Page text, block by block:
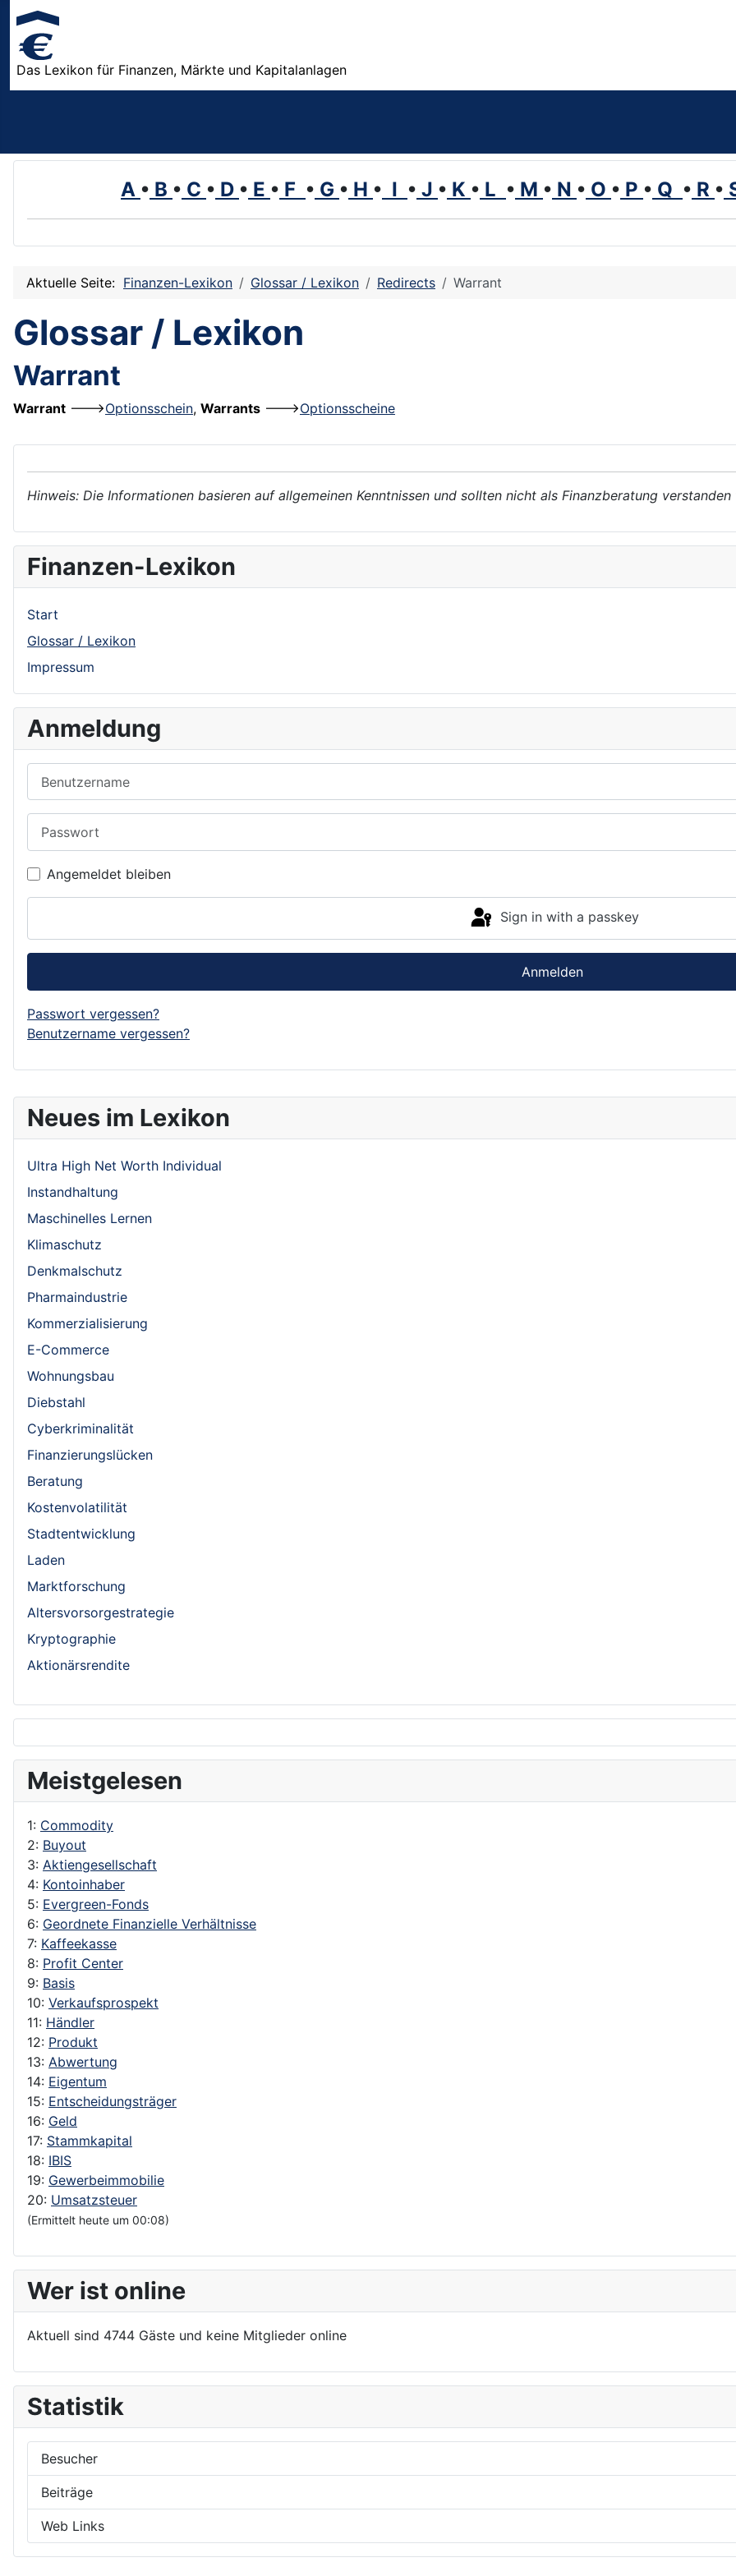
Das Lexikon für Finanzen, Märkte und Kapitalanlagen
A • B • C • D • E • F • G • H • I • J • K • L • M • N • O • P • Q • R •
Neues im Lexikon
Ultra High Net Worth Individual
Instandhaltung
Maschinelles Lernen
Klimaschutz
Denkmalschutz
Pharmaindustrie
Kommerzialisierung
E-Commerce
Wohnungsbau
Diebstahl
Cyberkriminalität
Finanzierungslücken
Beratung
Kostenvolatilität
Stadtentwicklung
Laden
Marktforschung
Altersvorsorgestrategie
Kryptographie
Aktionärsrendite
Meistgelesen
1: Commodity
2: Buyout
3: Aktiengesellschaft
4: Kontoinhaber
5: Evergreen-Fonds
6: Geordnete Finanzielle Verhältnisse
7: Kaffeekasse
8: Profit Center
9: Basis
10: Verkaufsprospekt
11: Händler
12: Produkt
13: Abwertung
14: Eigentum
15: Entscheidungsträger
16: Geld
17: Stammkapital
18: IBIS
19: Gewerbeimmobilie
20: Umsatzsteuer
(Ermittelt heute um 00:08)
Wer ist online
Aktuell sind 4744 Gäste und keine Mitglieder online
Statistik
Besucher
Beiträge
Web Links
Aktuelle Seite: Finanzen-Lexikon Glossar / Lexikon Redirects Warrant
Glossar / Lexikon
Warrant
Warrant --->Optionsschein, Warrants --->Optionsscheine
Hinweis: Die Informationen basieren auf allgemeinen Kenntnissen und sollten nicht als Finanzberatung verstanden
Finanzen-Lexikon
Start
Glossar / Lexikon
Impressum
Anmeldung
Angemeldet bleiben
Sign in with a passkey
Anmelden
Passwort vergessen?
Benutzername vergessen?